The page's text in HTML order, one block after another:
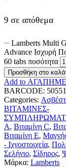
9 σε απόθεμα
Lamberts Multi
Advance Ισχυρή
60 tabs ποσότητα
Προσθήκη στο
Add to
BARCODE:
Categories:
ΒΙΤΑΜΙΝΕΣ-
A, Βιταμίνη C,
Βιταμίνη E,
- Ιχνοστοιχεία,
Σελήνιο, Σίδηρος,
Μάρκα: Lamberts